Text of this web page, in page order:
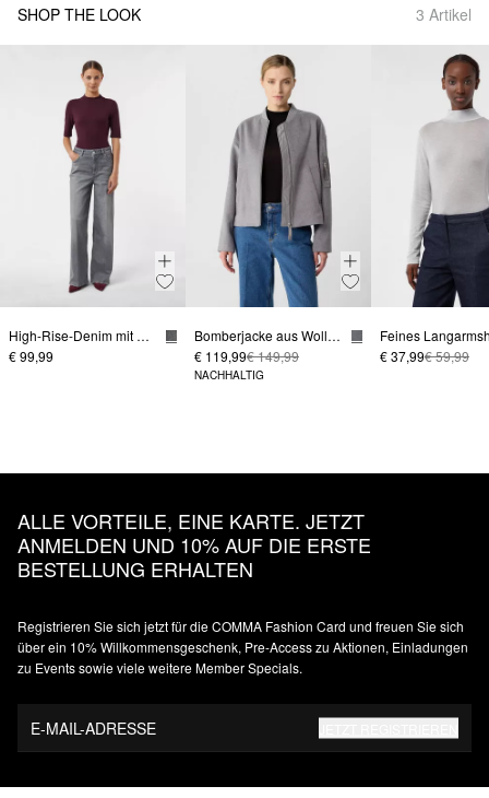
SHOP THE LOOK 3 Artikel
High-Rise-Denim mit Wide Leg
€ 99,99
Bomberjacke aus Wollmix
€ 119,99€ 149,99
NACHHALTIG
€ 37,99€ 59,99
ALLE VORTEILE, EINE KARTE. JETZT
ANMELDEN UND 10% AUF DIE ERSTE
BESTELLUNG ERHALTEN
Registrieren Sie sich jetzt für die COMMA Fashion Card und freuen Sie sich
über ein 10% Willkommensgeschenk, Pre-Access zu Aktionen, Einladungen
zu Events sowie viele weitere Member Specials.
E-MAIL-ADRESSE